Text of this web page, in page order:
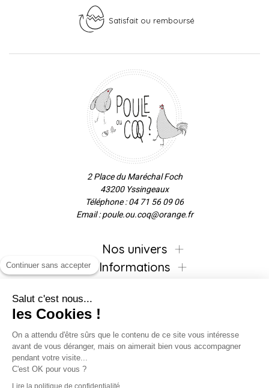
Satisfait ou remboursé
2 Place du Maréchal Foch
43200 Yssingeaux
Téléphone : 04 71 56 09 06
Email : poule.ou.coq@orange.fr
Nos univers
Informations
Inscrivez-vous à la newsletter !
Continuer sans accepter
Salut c'est nous...
les Cookies !
On a attendu d'être sûrs que le contenu de ce site vous intéresse
avant de vous déranger, mais on aimerait bien vous accompagner
pendant votre visite...
C'est OK pour vous ?
Lire la politique de confidentialité